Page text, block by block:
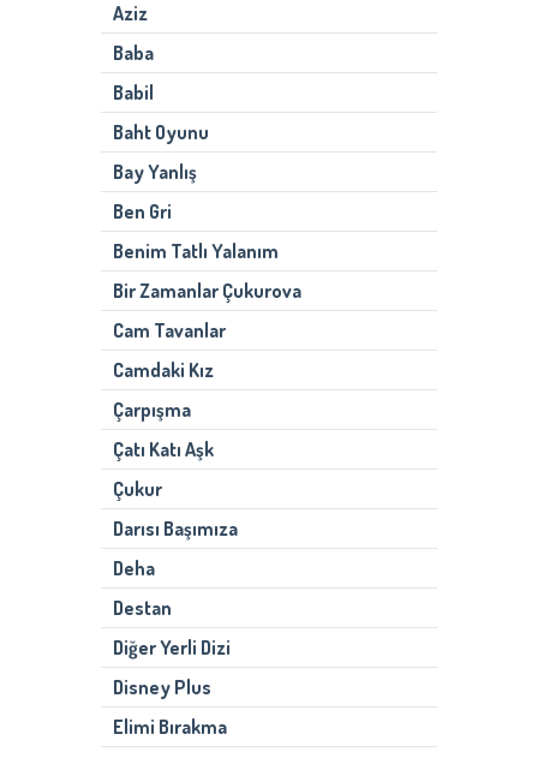
Aziz
Baba
Babil
Baht Oyunu
Bay Yanlış
Ben Gri
Benim Tatlı Yalanım
Bir Zamanlar Çukurova
Cam Tavanlar
Camdaki Kız
Çarpışma
Çatı Katı Aşk
Çukur
Darısı Başımıza
Deha
Destan
Diğer Yerli Dizi
Disney Plus
Elimi Bırakma